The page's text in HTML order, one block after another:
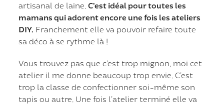
artisanal de laine.C’est idéal pour toutes les
mamans qui adorent encore une fois les ateliers
DIY. Franchement elle va pouvoir refaire toute
sa déco à se rythme là !
Vous trouvez pas que c’est trop mignon, moi cet
atelier il me donne beaucoup trop envie. C’est
trop la classe de confectionner soi-même son
tapis ou autre. Une fois l’atelier terminé elle va